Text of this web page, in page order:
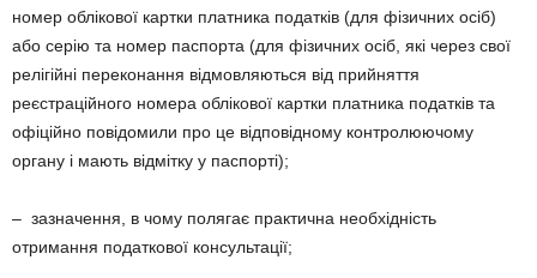
номер облікової картки платника податків (для фізичних осіб)
або серію та номер паспорта (для фізичних осіб, які через свої
релігійні переконання відмовляються від прийняття
реєстраційного номера облікової картки платника податків та
офіційно повідомили про це відповідному контролюючому
органу і мають відмітку у паспорті);
– зазначення, в чому полягає практична необхідність
отримання податкової консультації;